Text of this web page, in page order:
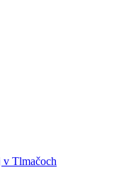
v Tlmačoch